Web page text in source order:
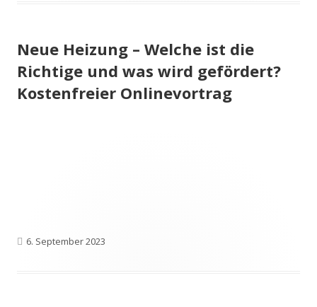
Neue Heizung – Welche ist die
Richtige und was wird gefördert?
Kostenfreier Onlinevortrag
Veröffentlicht
6. September 2023